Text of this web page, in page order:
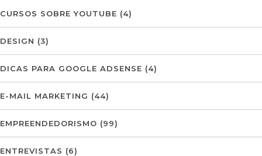
CURSOS SOBRE YOUTUBE (4)
DESIGN (3)
DICAS PARA GOOGLE ADSENSE (4)
E-MAIL MARKETING (44)
EMPREENDEDORISMO (99)
ENTREVISTAS (6)